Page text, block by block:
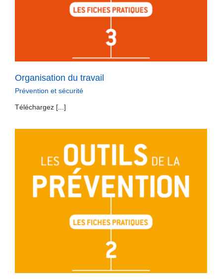
Organisation du travail
Prévention et sécurité
Téléchargez [...]